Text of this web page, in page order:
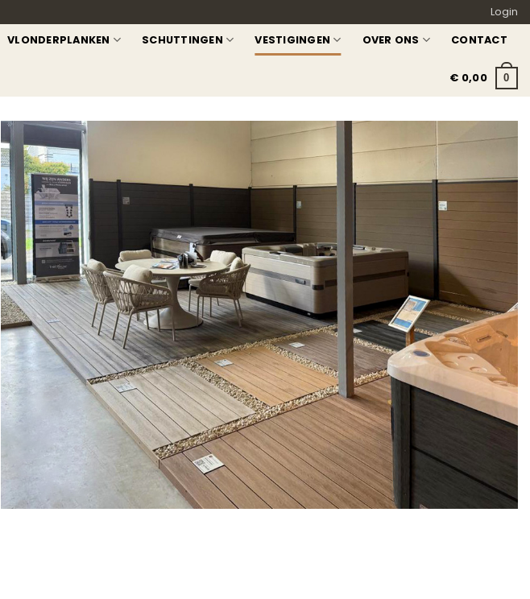
Login
VLONDERPLANKEN SCHUTTINGEN VESTIGINGEN OVER ONS CONTACT
€ 0,00 0